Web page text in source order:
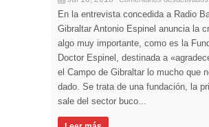
En la entrevista concedida a Radio
Gibraltar Antonio Espinel anuncia la
algo muy importante, como es la
Doctor Espinel, destinada a
el Campo de Gibraltar lo mucho que
dado. Se trata de una fundación, la
sale del sector buco...